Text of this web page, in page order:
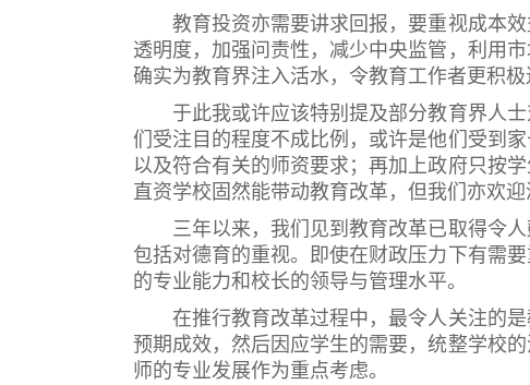
教育投资亦需要讲求回报，要重视成本效
透明度，加强问责性，减少中央监管，利用
确实为教育界注入活水，令教育工作者更积极
于此我或许应该特别提及部分教育界人士
们受注目的程度不成比例，或许是他们受到
以及符合有关的师资要求；再加上政府只按
直资学校固然能带动教育改革，但我们亦欢
三年以来，我们见到教育改革已取得令人
包括对德育的重视。即使在财政压力下有需
的专业能力和校长的领导与管理水平。
在推行教育改革过程中，最令人关注的是
预期成效，然后因应学生的需要，统整学校
师的专业发展作为重点考虑。